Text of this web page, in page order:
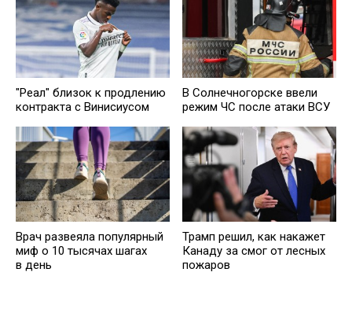
"Реал" близок к продлению
контракта с Винисиусом
В Солнечногорске ввели
режим ЧС после атаки ВСУ
Врач развеяла популярный
миф о 10 тысячах шагах
в день
Трамп решил, как накажет
Канаду за смог от лесных
пожаров